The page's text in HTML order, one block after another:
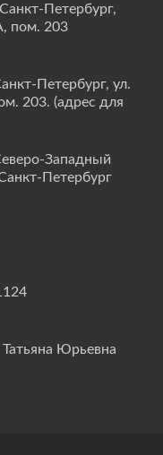
Петербург,
пом. 203
Петербург, ул.
203. (адрес для
Западный
Петербург
Юрьевна